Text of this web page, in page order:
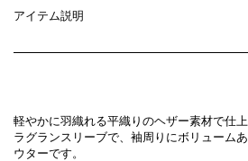
アイテム説明
軽やかに羽織れる平織りのヘザー素材で仕上
ラグランスリーブで、袖周りにボリューム
ウターです。